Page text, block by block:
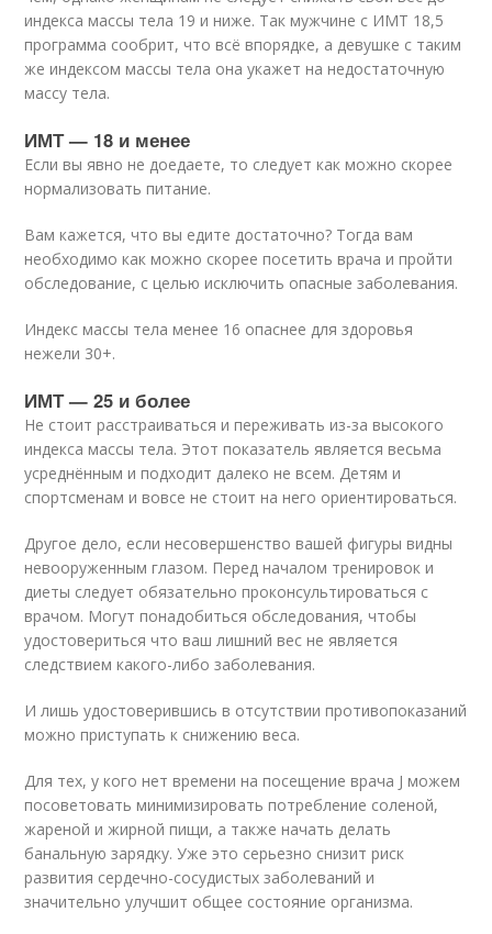
индекса массы тела 19 и ниже. Так мужчине с ИМТ 18,5
программа сообрит, что всё впорядке, а девушке с таким
же индексом массы тела она укажет на недостаточную
массу тела.
ИМТ — 18 и менее
Если вы явно не доедаете, то следует как можно скорее
нормализовать питание.
Вам кажется, что вы едите достаточно? Тогда вам
необходимо как можно скорее посетить врача и пройти
обследование, с целью исключить опасные заболевания.
Индекс массы тела менее 16 опаснее для здоровья
нежели 30+.
ИМТ — 25 и более
Не стоит расстраиваться и переживать из-за высокого
индекса массы тела. Этот показатель является весьма
усреднённым и подходит далеко не всем. Детям и
спортсменам и вовсе не стоит на него ориентироваться.
Другое дело, если несовершенство вашей фигуры видны
невооруженным глазом. Перед началом тренировок и
диеты следует обязательно проконсультироваться с
врачом. Могут понадобиться обследования, чтобы
удостовериться что ваш лишний вес не является
следствием какого-либо заболевания.
И лишь удостоверившись в отсутствии противопоказаний
можно приступать к снижению веса.
Для тех, у кого нет времени на посещение врача J можем
посоветовать минимизировать потребление соленой,
жареной и жирной пищи, а также начать делать
банальную зарядку. Уже это серьезно снизит риск
развития сердечно-сосудистых заболеваний и
значительно улучшит общее состояние организма.